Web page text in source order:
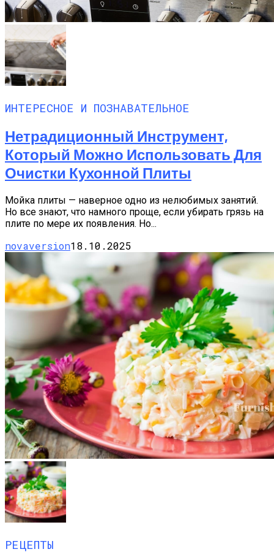
ИНТЕРЕСНОЕ И ПОЗНАВАТЕЛЬНОЕ
Нетрадиционный Инструмент,
Который Можно Использовать Для
Очистки Кухонной Плиты
Мойка плиты — наверное одно из нелюбимых занятий.
Но все знают, что намного проще, если убирать грязь на
плите по мере их появления. Но...
novaversion18.10.2025
РЕЦЕПТЫ